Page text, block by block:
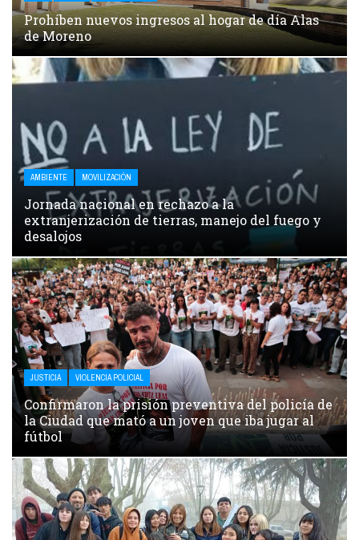
Prohíben nuevos ingresos al hogar de día Alas
de Moreno
AMBIENTE MOVILIZACIÓN
Jornada nacional en rechazo a la
extranjerización de tierras, manejo del fuego y
desalojos
JUSTICIA VIOLENCIA POLICIAL
Confirmaron la prisión preventiva del policía de
la Ciudad que mató a un joven que iba jugar al
fútbol